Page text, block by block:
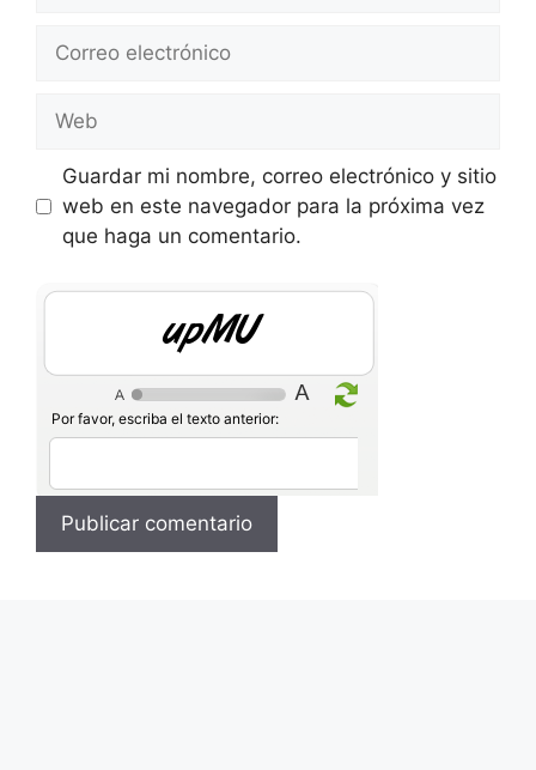
Correo
Web
Guardar mi nombre, correo electrónico y sitio
web en este navegador para la próxima vez
que haga un comentario.
ZgLb
Por favor, escriba el texto anterior: